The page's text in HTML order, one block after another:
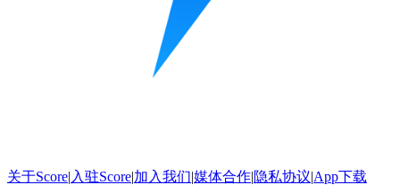
关于Score| 入驻Score|加入我们|媒体合作|隐私协议|App下载